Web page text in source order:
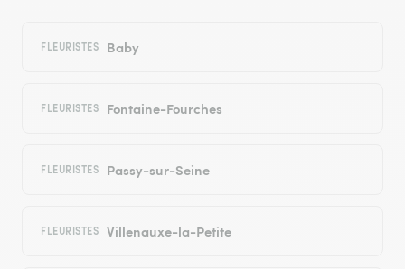
FLEURISTES Baby
FLEURISTES Fontaine-Fourches
FLEURISTES Passy-sur-Seine
FLEURISTES Villenauxe-la-Petite